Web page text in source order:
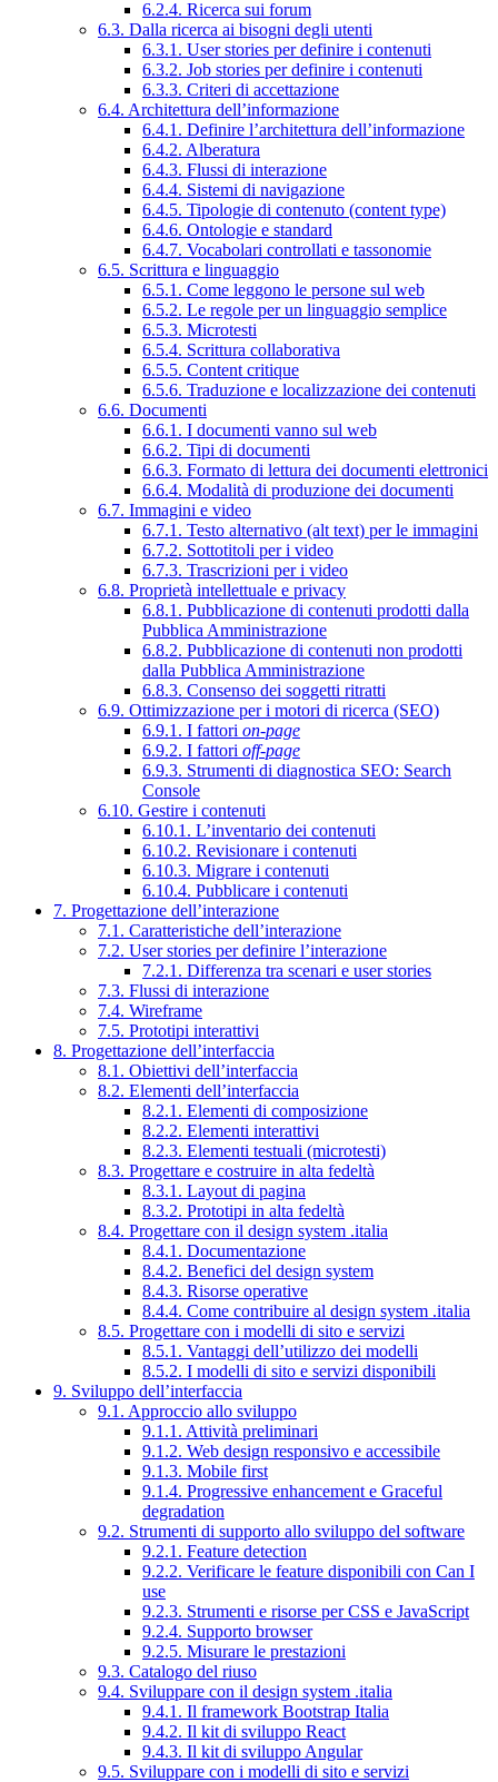
6.2.4. Ricerca sui forum
6.3. Dalla ricerca ai bisogni degli utenti
6.3.1. User stories per definire i contenuti
6.3.2. Job stories per definire i contenuti
6.3.3. Criteri di accettazione
6.4. Architettura dell’informazione
6.4.1. Definire l’architettura dell’informazione
6.4.2. Alberatura
6.4.3. Flussi di interazione
6.4.4. Sistemi di navigazione
6.4.5. Tipologie di contenuto (content type)
6.4.6. Ontologie e standard
6.4.7. Vocabolari controllati e tassonomie
6.5. Scrittura e linguaggio
6.5.1. Come leggono le persone sul web
6.5.2. Le regole per un linguaggio semplice
6.5.3. Microtesti
6.5.4. Scrittura collaborativa
6.5.5. Content critique
6.5.6. Traduzione e localizzazione dei contenuti
6.6. Documenti
6.6.1. I documenti vanno sul web
6.6.2. Tipi di documenti
6.6.3. Formato di lettura dei documenti elettronici
6.6.4. Modalità di produzione dei documenti
6.7. Immagini e video
6.7.1. Testo alternativo (alt text) per le immagini
6.7.2. Sottotitoli per i video
6.7.3. Trascrizioni per i video
6.8. Proprietà intellettuale e privacy
6.8.1. Pubblicazione di contenuti prodotti dalla
Pubblica Amministrazione
6.8.2. Pubblicazione di contenuti non prodotti
dalla Pubblica Amministrazione
6.8.3. Consenso dei soggetti ritratti
6.9. Ottimizzazione per i motori di ricerca (SEO)
6.9.1. I fattori on-page
6.9.2. I fattori off-page
6.9.3. Strumenti di diagnostica SEO: Search
Console
6.10. Gestire i contenuti
6.10.1. L’inventario dei contenuti
6.10.2. Revisionare i contenuti
6.10.3. Migrare i contenuti
6.10.4. Pubblicare i contenuti
7. Progettazione dell’interazione
7.1. Caratteristiche dell’interazione
7.2. User stories per definire l’interazione
7.2.1. Differenza tra scenari e user stories
7.3. Flussi di interazione
7.4. Wireframe
7.5. Prototipi interattivi
8. Progettazione dell’interfaccia
8.1. Obiettivi dell’interfaccia
8.2. Elementi dell’interfaccia
8.2.1. Elementi di composizione
8.2.2. Elementi interattivi
8.2.3. Elementi testuali (microtesti)
8.3. Progettare e costruire in alta fedeltà
8.3.1. Layout di pagina
8.3.2. Prototipi in alta fedeltà
8.4. Progettare con il design system .italia
8.4.1. Documentazione
8.4.2. Benefici del design system
8.4.3. Risorse operative
8.4.4. Come contribuire al design system .italia
8.5. Progettare con i modelli di sito e servizi
8.5.1. Vantaggi dell’utilizzo dei modelli
8.5.2. I modelli di sito e servizi disponibili
9. Sviluppo dell’interfaccia
9.1. Approccio allo sviluppo
9.1.1. Attività preliminari
9.1.2. Web design responsivo e accessibile
9.1.3. Mobile first
9.1.4. Progressive enhancement e Graceful
degradation
9.2. Strumenti di supporto allo sviluppo del software
9.2.1. Feature detection
9.2.2. Verificare le feature disponibili con Can I
use
9.2.3. Strumenti e risorse per CSS e JavaScript
9.2.4. Supporto browser
9.2.5. Misurare le prestazioni
9.3. Catalogo del riuso
9.4. Sviluppare con il design system .italia
9.4.1. Il framework Bootstrap Italia
9.4.2. Il kit di sviluppo React
9.4.3. Il kit di sviluppo Angular
9.5. Sviluppare con i modelli di sito e servizi